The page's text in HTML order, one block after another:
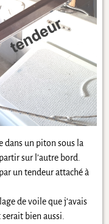
dans un piton sous la
sur l’autre bord.
un tendeur attaché à
de voile que j’avais
bien aussi.